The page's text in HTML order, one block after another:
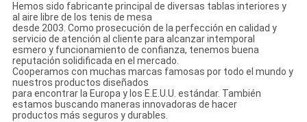
Hemos sido fabricante principal de diversas tablas interiores y
al aire libre de los tenis de mesa
desde 2003. Como prosecución de la perfección en calidad y
servicio de atención al cliente para alcanzar intemporal
esmero y funcionamiento de confianza, tenemos buena
reputación solidificada en el mercado.
Cooperamos con muchas marcas famosas por todo el mundo y
nuestros productos diseñados
para encontrar la Europa y los E.E.U.U. estándar. También
estamos buscando maneras innovadoras de hacer
productos más seguros y durables.